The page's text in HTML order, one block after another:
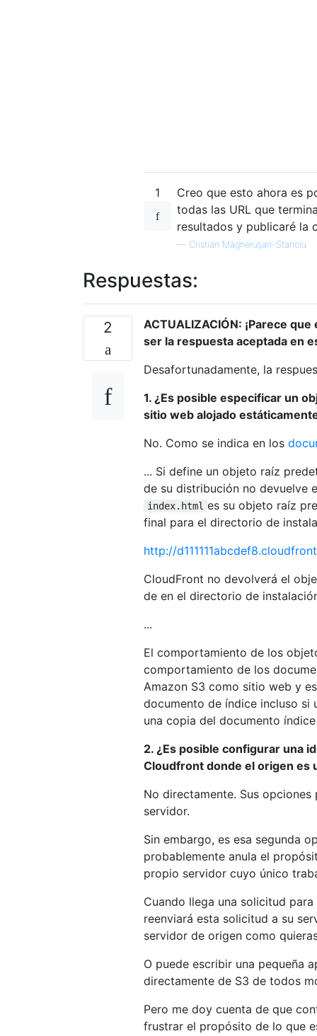
1
Creo que esto ahora es
todas las URL que
resultados y publicaré la
— Cristian Măgherușan-Stanciu
Respuestas:
2
ACTUALIZACIÓN: ¡Parece
ser la respuesta aceptada en
Desafortunadamente, la
1. ¿Es posible especificar un
sitio web alojado
No. Como se indica en los
... Si define un objeto raíz
de su distribución no devuelve
index.html es su objeto raíz
final para el directorio de
http://
CloudFront no devolverá el
de en el directorio de
...
El comportamiento de los
comportamiento de los
Amazon S3 como sitio web y
documento de índice incluso si
una copia del documento
2. ¿Es posible configurar una
Cloudfront donde el origen es
No directamente. Sus
servidor.
Sin embargo, es esa segunda
probablemente anula el
propio servidor cuyo único
Cuando llega una solicitud para
reenviará esta solicitud a su
servidor de origen como
O puede escribir una pequeña
directamente de S3 de todos
Pero me doy cuenta de que
frustrar el propósito de lo que